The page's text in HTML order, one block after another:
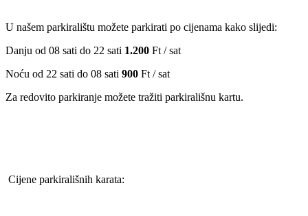
U našem parkiralištu možete parkirati po cijenama kako slijedi:
Danju od 08 sati do 22 sati 1.200 Ft / sat
Noću od 22 sati do 08 sati 900 Ft / sat
Za redovito parkiranje možete tražiti parkirališnu kartu.
Cijene parkirališnih karata: